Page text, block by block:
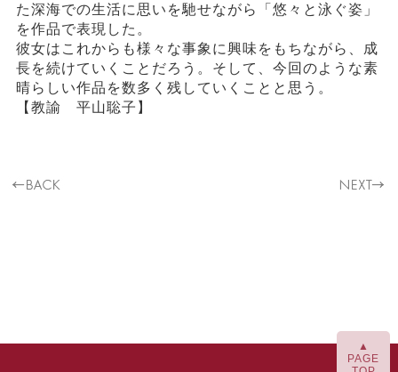
た深海での生活に思いを馳せながら「悠々と泳ぐ姿」
を作品で表現した。
彼女はこれからも様々な事象に興味をもちながら、成
長を続けていくことだろう。そして、今回のような素
晴らしい作品を数多く残していくことと思う。
【教諭 平山聡子】
▲
PAGE